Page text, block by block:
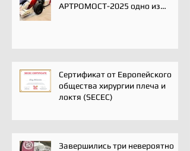
АРТРОМОСТ-2025 одно из
реабилитации
Сертификат от Европейского
общества хирургии плеча и
локтя (SECEC)
Завершились три невероятно